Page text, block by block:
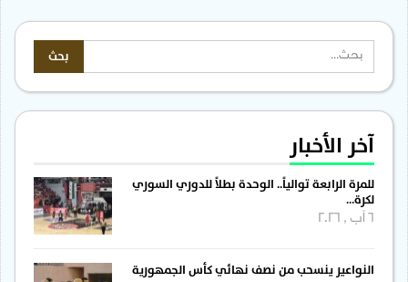
آخر الأخبار
للمرة الرابعة توالياً.. الوحدة بطلاً للدوري السوري
لكرة…
النواعير ينسحب من نصف نهائي كأس الجمهورية